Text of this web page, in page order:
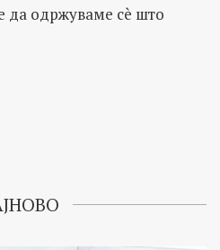
да одржуваме сè што